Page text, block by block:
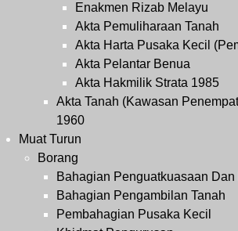
Enakmen Rizab Melayu
Akta Pemuliharaan Tanah
Akta Harta Pusaka Kecil
Akta Pelantar Benua
Akta Hakmilik Strata 1985
Akta Tanah (Kawasan
1960
Muat Turun
Borang
Bahagian Penguatkuasaan
Bahagian Pengambilan Tanah
Pembahagian Pusaka Kecil